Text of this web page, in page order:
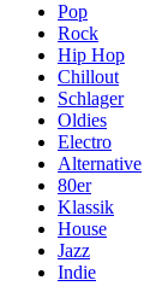
Pop
Rock
Hip Hop
Chillout
Schlager
Oldies
Electro
Alternative
80er
Klassik
House
Jazz
Indie